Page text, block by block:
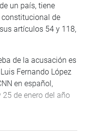
un país, tiene
de
artículos 54 y 118,
de la acusación es
Fernando López
en español,
de enero del año